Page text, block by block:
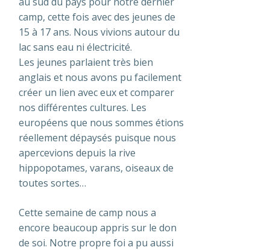
camp, cette fois avec des jeunes de
15 à 17 ans. Nous vivions autour du
lac sans eau ni électricité.
Les jeunes parlaient très bien
anglais et nous avons pu facilement
créer un lien avec eux et comparer
nos différentes cultures. Les
européens que nous sommes étions
réellement dépaysés puisque nous
apercevions depuis la rive
hippopotames, varans, oiseaux de
toutes sortes…
Cette semaine de camp nous a
encore beaucoup appris sur le don
de soi. Notre propre foi a pu aussi